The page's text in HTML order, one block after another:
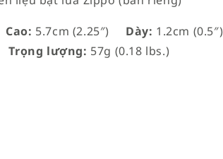
Cao: 5.7cm (2.25″) Dày: 1.2cm (0.5″)
Trọng lượng: 57g (0.18 lbs.)